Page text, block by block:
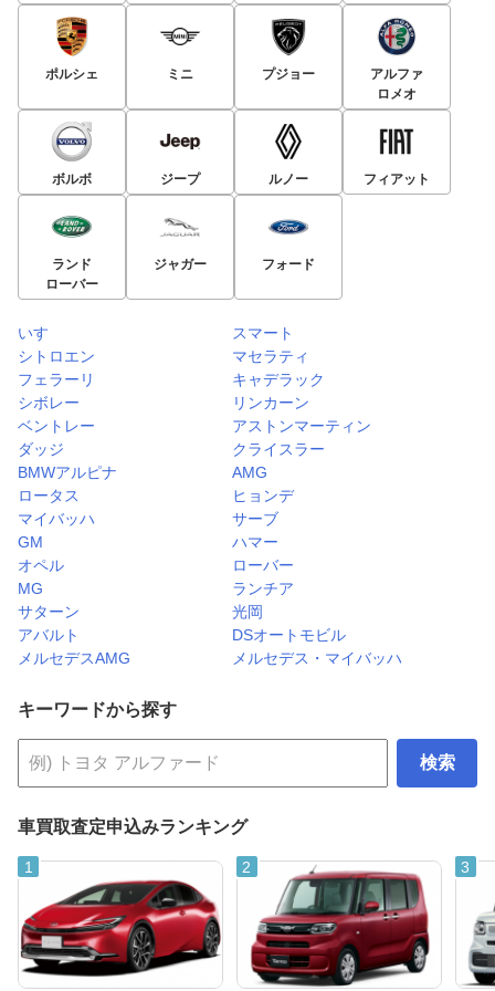
ポルシェ ミニ プジョー
アルファ
ロメオ
ボルボ ジープ ルノー フィアット
ランド
ローバー
ジャガー フォード
いすゞ
スマート
シトロエン
マセラティ
フェラーリ
キャデラック
シボレー
リンカーン
ベントレー
アストンマーティン
ダッジ
クライスラー
BMWアルピナ
AMG
ロータス
ヒョンデ
マイバッハ
サーブ
GM
ハマー
オペル
ローバー
MG
ランチア
サターン
光岡
アバルト
DSオートモビル
メルセデスAMG
メルセデス・マイバッハ
キーワードから探す
検索
車買取査定申込みランキング